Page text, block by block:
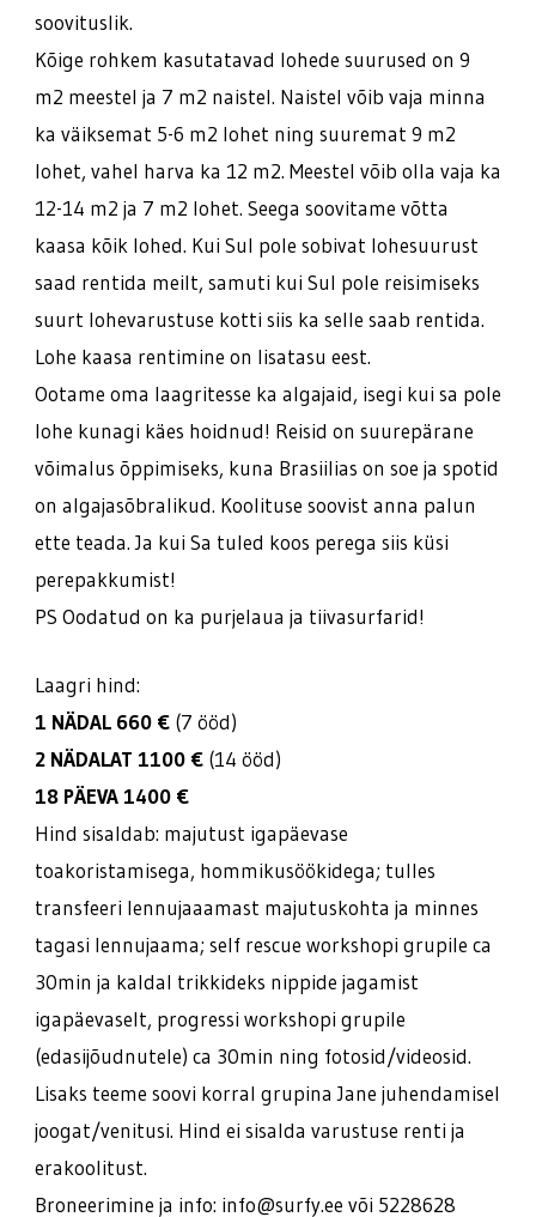
soovituslik.
Kõige rohkem kasutatavad lohede suurused on 9
m2 meestel ja 7 m2 naistel. Naistel võib vaja minna
ka väiksemat 5-6 m2 lohet ning suuremat 9 m2
lohet, vahel harva ka 12 m2. Meestel võib olla vaja ka
12-14 m2 ja 7 m2 lohet. Seega soovitame võtta
kaasa kõik lohed. Kui Sul pole sobivat lohesuurust
saad rentida meilt, samuti kui Sul pole reisimiseks
suurt lohevarustuse kotti siis ka selle saab rentida.
Lohe kaasa rentimine on lisatasu eest.
Ootame oma laagritesse ka algajaid, isegi kui sa pole
lohe kunagi käes hoidnud! Reisid on suurepärane
võimalus õppimiseks, kuna Brasiilias on soe ja spotid
on algajasõbralikud. Koolituse soovist anna palun
ette teada. Ja kui Sa tuled koos perega siis küsi
perepakkumist!
PS Oodatud on ka purjelaua ja tiivasurfarid!
Laagri hind:
1 NÄDAL 660 € (7 ööd)
2 NÄDALAT 1100 € (14 ööd)
18 PÄEVA 1400 €
Hind sisaldab: majutust igapäevase
toakoristamisega, hommikusöökidega; tulles
transfeeri lennujaaamast majutuskohta ja minnes
tagasi lennujaama; self rescue workshopi grupile ca
30min ja kaldal trikkideks nippide jagamist
igapäevaselt, progressi workshopi grupile
(edasijõudnutele) ca 30min ning fotosid/videosid.
Lisaks teeme soovi korral grupina Jane juhendamisel
joogat/venitusi. Hind ei sisalda varustuse renti ja
erakoolitust.
Broneerimine ja info: info@surfy.ee või 5228628